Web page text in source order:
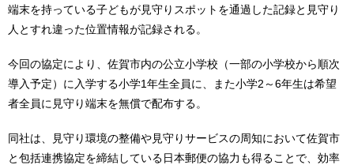
端末を持っている子どもが見守りスポットを通過した記録と見守り
人とすれ違った位置情報が記録される。
今回の協定により、佐賀市内の公立小学校（一部の小学校から順次
導入予定）に入学する小学1年生全員に、また小学2～6年生は希望
者全員に見守り端末を無償で配布する。
同社は、見守り環境の整備や見守りサービスの周知において佐賀市
と包括連携協定を締結している日本郵便の協力も得ることで、効率